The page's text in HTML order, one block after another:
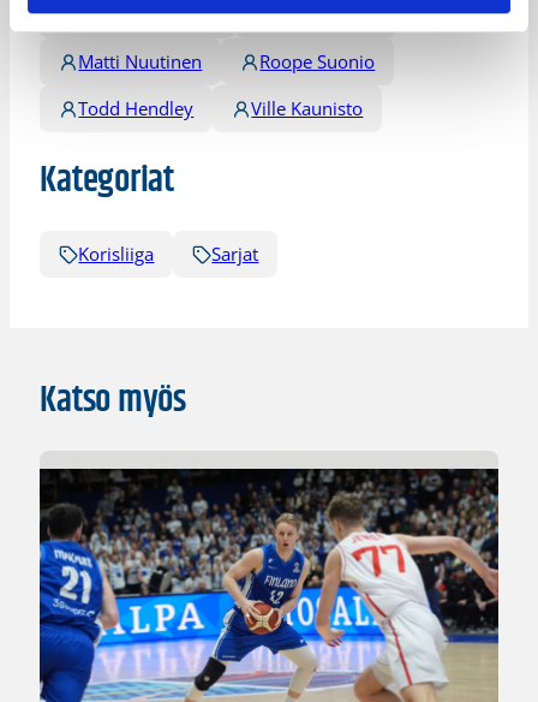
LaVell Blanchard
Malik Moore
Matti Nuutinen
Roope Suonio
Todd Hendley
Ville Kaunisto
Kategoriat
Korisliiga Sarjat
Katso myös